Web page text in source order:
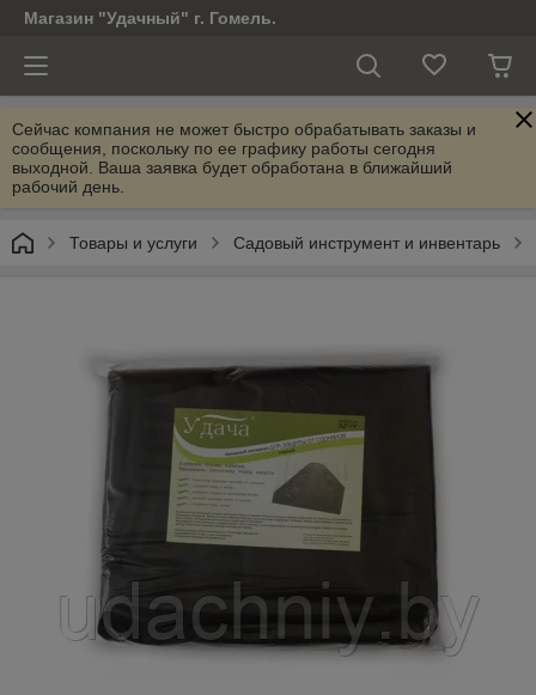
Магазин "Удачный" г. Гомель.
Сейчас компания не может быстро обрабатывать заказы и
сообщения, поскольку по ее графику работы сегодня
выходной. Ваша заявка будет обработана в ближайший
рабочий день.
Товары и услуги Садовый инструмент и инвентарь